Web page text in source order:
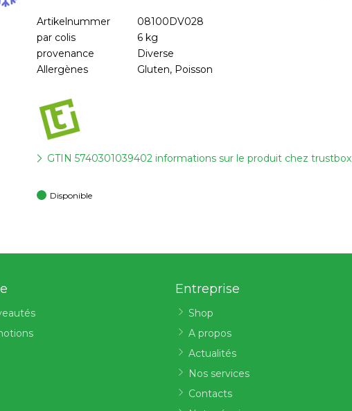
Artikelnummer
08100DV028
par colis
6 kg
provenance
Diverse
Allergènes
Gluten, Poisson
GTIN 5740301039402 informations sur le produit chez trustbox
Disponible
Entreprise
Shop
A propos
Actualités
Nos services
Contacts